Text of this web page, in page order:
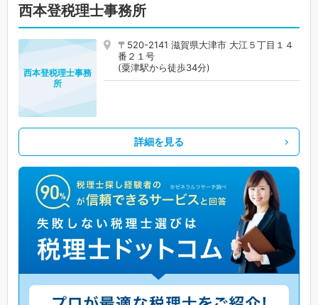
西本登税理士事務所
〒520-2141 滋賀県大津市 大江５丁目１４
番２１号
(粟津駅から徒歩34分)
西本登税理士事務
所
詳細を見る